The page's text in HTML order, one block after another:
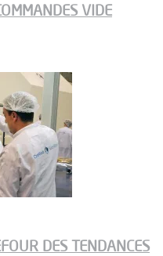
VIDE
DES TENDANCES